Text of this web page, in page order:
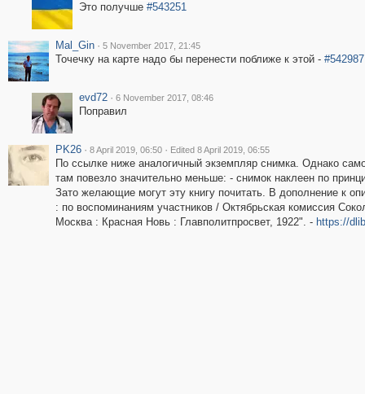
Это получше #543251
Mal_Gin · 5 November 2017, 21:45
Точечку на карте надо бы перенести поближе к этой - #542987
evd72 · 6 November 2017, 08:46
Поправил
PK26 · 8 April 2019, 06:50 · Edited 8 April 2019, 06:55
По ссылке ниже аналогичный экземпляр снимка. Однако
там повезло значительно меньше: - снимок наклеен по
Зато желающие могут эту книгу почитать. В дополнение к
: по воспоминаниям участников / Октябрьская комиссия
Москва : Красная Новь : Главполитпросвет, 1922". - https://